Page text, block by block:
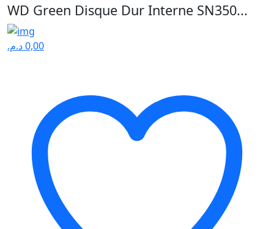
WD Green Disque Dur Interne SN350...
0,00د.م.